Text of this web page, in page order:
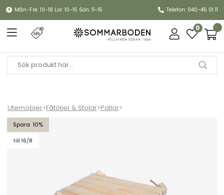
Mån-Fre: 10-18 Lör: 10-15 Sön: 11-15 Telefon: 040-45 01 11
0
Utemöbler>Fåtöljer & Stolar>Pallar>
10
till 16/8
Lilli pall al - natur